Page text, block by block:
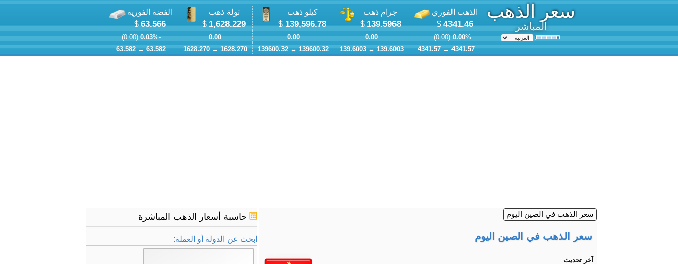
سعر الذهب
المباشر
الذهب الفوري
4341.46
$
0.00% (
0.00
)
4341.57
↔
4341.57
جرام ذهب
139.5968
$
0.00
139.6003
↔
139.6003
كيلو ذهب
139,596.78
$
0.00
139600.32
↔
139600.32
تولة ذهب
1,628.229
$
0.00
1628.270
↔
1628.270
الفضة الفورية
63.566
$
-0.03
% (
0.00
)
63.582
↔
63.582
سعر الذهب في الصين اليوم
سعر الذهب في الصين اليوم
آخر تحديث :
حاسبة أسعار الذهب المباشرة
ابحث عن الدولة أو العملة: